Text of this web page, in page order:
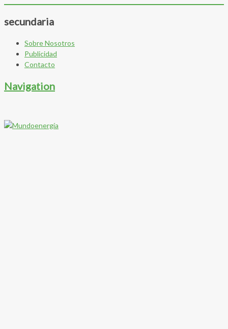
secundaria
Sobre Nosotros
Publicidad
Contacto
Navigation